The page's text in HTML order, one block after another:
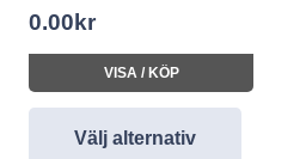
0.00 kr
VISA / KÖP
Välj alternativ